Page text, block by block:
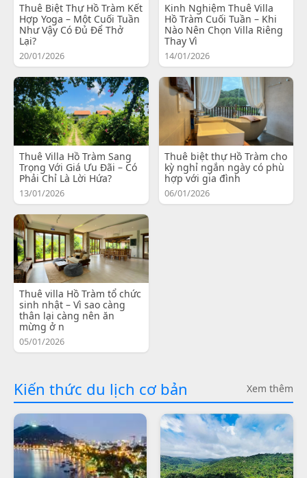
Thuê Biệt Thự Hồ Tràm Kết
Hợp Yoga – Một Cuối Tuần
Như Vậy Có Đủ Để Thở
Lại?
20/01/2026
Kinh Nghiệm Thuê Villa
Hồ Tràm Cuối Tuần – Khi
Nào Nên Chọn Villa Riêng
Thay Vì
14/01/2026
Thuê Villa Hồ Tràm Sang
Trọng Với Giá Ưu Đãi – Có
Phải Chỉ Là Lời Hứa?
13/01/2026
Thuê biệt thự Hồ Tràm cho
kỳ nghỉ ngắn ngày có phù
hợp với gia đình
06/01/2026
Thuê villa Hồ Tràm tổ chức
sinh nhật – Vì sao càng
thân lại càng nên ăn
mừng ở n
05/01/2026
Kiến thức du lịch cơ bản Xem thêm